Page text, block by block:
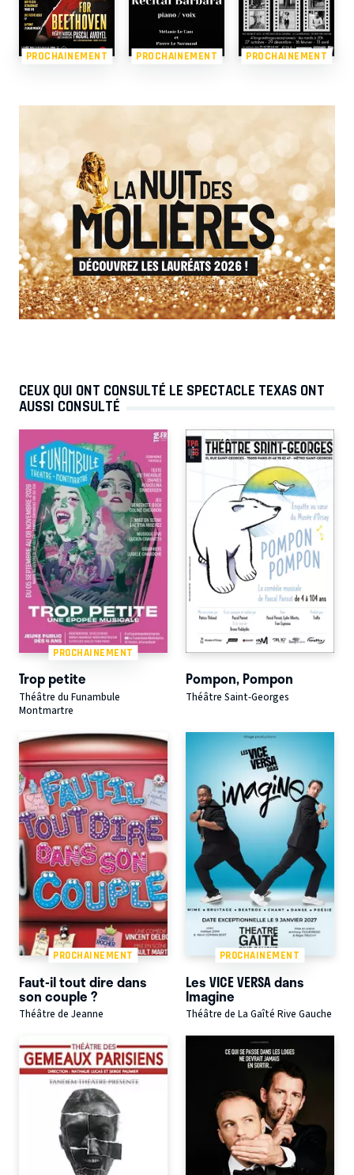
PROCHAINEMENT PROCHAINEMENT PROCHAINEMENT
CEUX QUI ONT CONSULTÉ LE SPECTACLE TEXAS ONT
AUSSI CONSULTÉ
PROCHAINEMENT
Trop petite
Théâtre du Funambule
Montmartre
Pompon, Pompon
Théâtre Saint-Georges
PROCHAINEMENT
Faut-il tout dire dans
son couple ?
Théâtre de Jeanne
PROCHAINEMENT
Les VICE VERSA dans
Imagine
Théâtre de La Gaîté Rive Gauche